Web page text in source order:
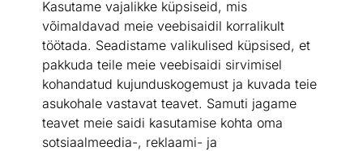
Kasutame vajalikke küpsiseid, mis
võimaldavad meie veebisaidil korralikult
töötada. Seadistame valikulised küpsised, et
pakkuda teile meie veebisaidi sirvimisel
kohandatud kujunduskogemust ja kuvada teie
asukohale vastavat teavet. Samuti jagame
teavet meie saidi kasutamise kohta oma
sotsiaalmeedia-, reklaami- ja
Vannitoavalamud / Marmorist valamu